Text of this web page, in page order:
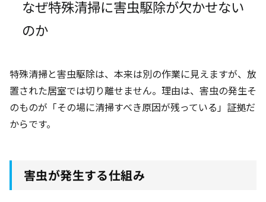
なぜ特殊清掃に害虫駆除が欠かせない
のか
特殊清掃と害虫駆除は、本来は別の作業に見えますが、放
置された居室では切り離せません。理由は、害虫の発生そ
のものが「その場に清掃すべき原因が残っている」証拠だ
からです。
害虫が発生する仕組み